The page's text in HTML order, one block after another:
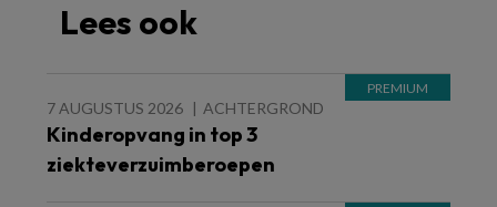
Lees ook
7 AUGUSTUS 2026 ACHTERGROND
Kinderopvang in top 3
ziekteverzuimberoepen